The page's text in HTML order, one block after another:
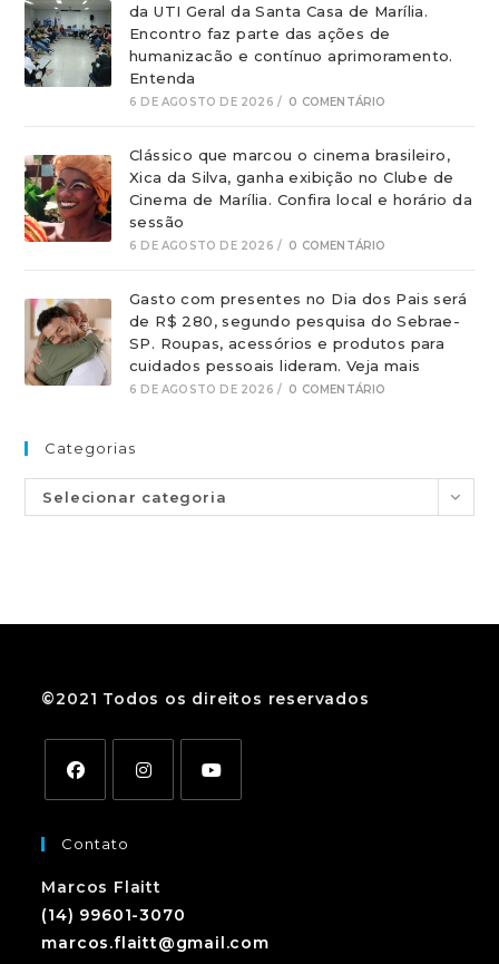
da UTI Geral da Santa Casa de Marília.
Encontro faz parte das ações de
humanizacão e contínuo aprimoramento.
Entenda
6 DE AGOSTO DE 2026 / 0 COMENTÁRIO
Clássico que marcou o cinema brasileiro,
Xica da Silva, ganha exibição no Clube de
Cinema de Marília. Confira local e horário da
sessão
6 DE AGOSTO DE 2026 / 0 COMENTÁRIO
Gasto com presentes no Dia dos Pais será
de R$ 280, segundo pesquisa do Sebrae-
SP. Roupas, acessórios e produtos para
cuidados pessoais lideram. Veja mais
6 DE AGOSTO DE 2026 / 0 COMENTÁRIO
Categorias
Selecionar categoria
©2021 Todos os direitos reservados
Contato
Marcos Flaitt
(14) 99601-3070
marcos.flaitt@gmail.com